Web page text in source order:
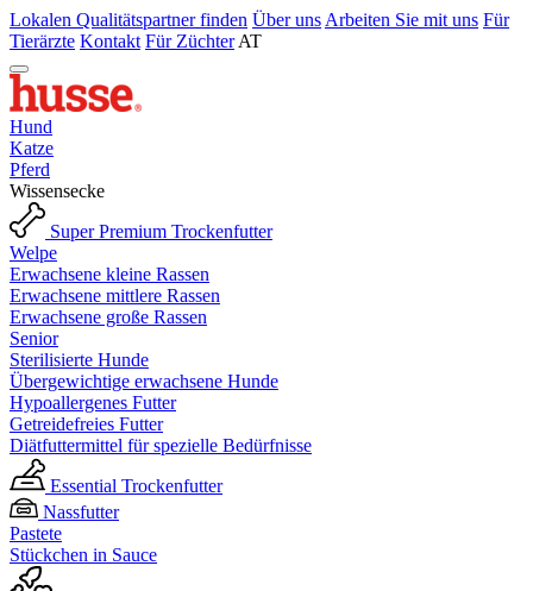
Lokalen Qualitätspartner finden Über uns Arbeiten Sie mit uns Für
Tierärzte Kontakt Für Züchter AT
Hund
Katze
Pferd
Wissensecke
Super Premium Trockenfutter
Welpe
Erwachsene kleine Rassen
Erwachsene mittlere Rassen
Erwachsene große Rassen
Senior
Sterilisierte Hunde
Übergewichtige erwachsene Hunde
Hypoallergenes Futter
Getreidefreies Futter
Diätfuttermittel für spezielle Bedürfnisse
Essential Trockenfutter
Nassfutter
Pastete
Stückchen in Sauce